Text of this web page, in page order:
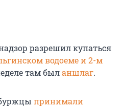
разрешил купаться
водоеме и 2-м
там быланшлаг.
принимали